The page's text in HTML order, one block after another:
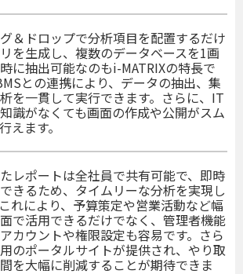
＆ドロップで分析項目を配置するだけ
を生成し、複数のデータベースを1画
に抽出可能なのもi-MATRIXの特長で
との連携により、データの抽出、集
を一貫して実行できます。さらに、IT
識がなくても画面の作成や公開がスム
えます。
レポートは全社員で共有可能で、即時
きるため、タイムリーな分析を実現し
れにより、予算策定や営業活動など幅
で活用できるだけでなく、管理者機能
カウントや権限設定も容易です。さら
のポータルサイトが提供され、やり取
を大幅に削減することが期待できま